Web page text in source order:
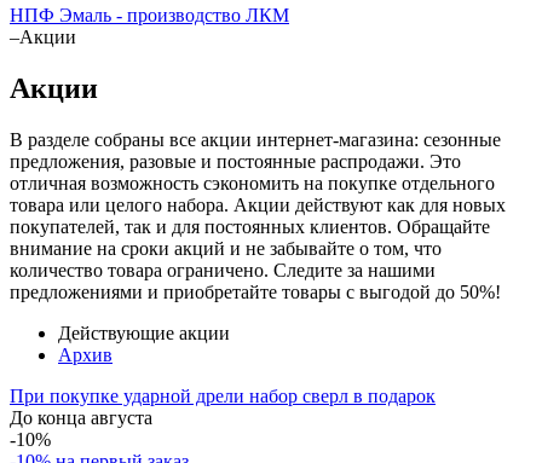
НПФ Эмаль - производство ЛКМ
–Акции
Акции
В разделе собраны все акции интернет-магазина: сезонные
предложения, разовые и постоянные распродажи. Это
отличная возможность сэкономить на покупке отдельного
товара или целого набора. Акции действуют как для новых
покупателей, так и для постоянных клиентов. Обращайте
внимание на сроки акций и не забывайте о том, что
количество товара ограничено. Следите за нашими
предложениями и приобретайте товары с выгодой до 50%!
Действующие акции
Архив
При покупке ударной дрели набор сверл в подарок
До конца августа
-10%